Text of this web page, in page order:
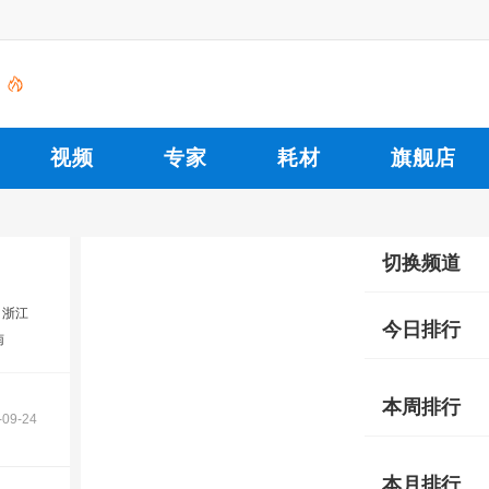
视频 专家 耗材 旗舰店
浙江
24
切换频道
今日排行
本周排行
本月排行